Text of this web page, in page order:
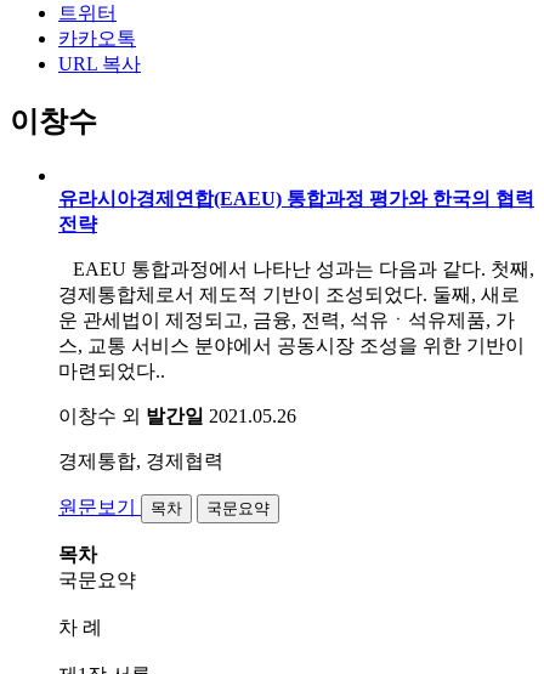
트위터
카카오톡
URL 복사
이창수
유라시아경제연합(EAEU) 통합과정 평가와 한국의 협력
전략
EAEU 통합과정에서 나타난 성과는 다음과 같다. 첫째,
경제통합체로서 제도적 기반이 조성되었다. 둘째, 새로
운 관세법이 제정되고, 금융, 전력, 석유ㆍ석유제품, 가
스, 교통 서비스 분야에서 공동시장 조성을 위한 기반이
마련되었다..
이창수 외 발간일 2021.05.26
경제통합, 경제협력
원문보기 목차 국문요약
목차
국문요약
차 례